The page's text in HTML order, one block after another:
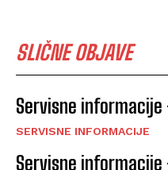
SLIČNE OBJAVE
Servisne informacije
SERVISNE INFORMACIJE
Servisne informacije